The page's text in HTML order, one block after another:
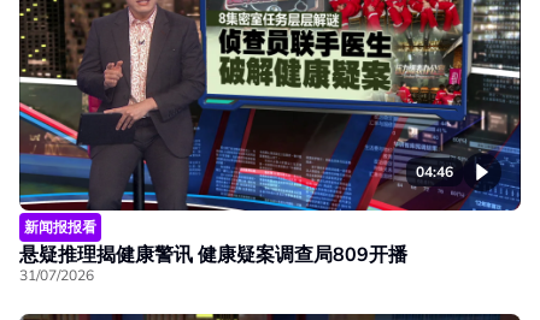
04:46
新闻报报看
悬疑推理揭健康警讯 健康疑案调查局809开播
31/07/2026